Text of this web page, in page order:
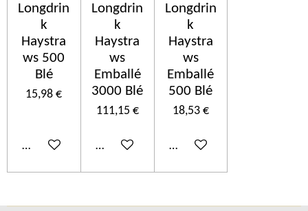
Longdrin
k
Haystra
ws 500
Blé
15,98 €
Ajouter au panier
Longdrin
k
Haystra
ws
Emballé
3000 Blé
111,15 €
Ajouter au panier
Longdrin
k
Haystra
ws
Emballé
500 Blé
18,53 €
Ajouter au panier